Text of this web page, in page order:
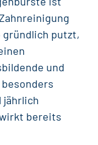
gründlich putzt,
und
jährlich
bereits